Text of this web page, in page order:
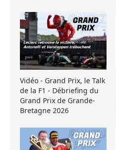
Vidéo - Grand Prix, le Talk
de la F1 - Débriefing du
Grand Prix de Grande-
Bretagne 2026